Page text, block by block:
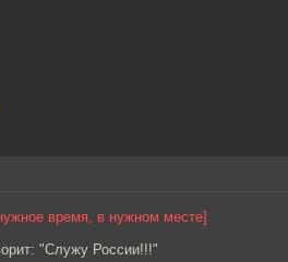
время, в нужном месте]
"Служу России!!!"